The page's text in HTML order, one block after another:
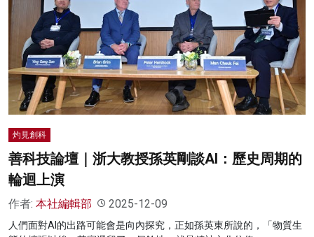
科技
影片
名家榜
灼見活動
灼見創科
善科技論壇｜浙大教授孫英剛談AI：歷史周期的
輪迴上演
作者: 本社編輯部 2025-12-09
人們面對AI的出路可能會是向內探究，正如孫英東所說的，「物質生